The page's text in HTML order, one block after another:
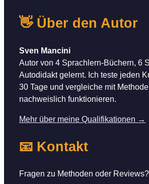
👋 Über den Autor
Sven Mancini
Autor von 4 Sprachlern-Büchern, 6
Autodidakt gelernt. Ich teste jeden
30 Tage und vergleiche mit
nachweislich funktionieren.
Mehr über meine Qualifikationen →
📧 Kontakt
Fragen zu Methoden oder Reviews?